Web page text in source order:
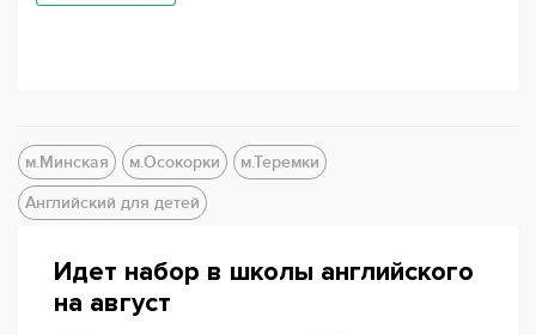
м.Минская м.Осокорки
м.Теремки
Английский для детей
Идет набор в школы английского
на август